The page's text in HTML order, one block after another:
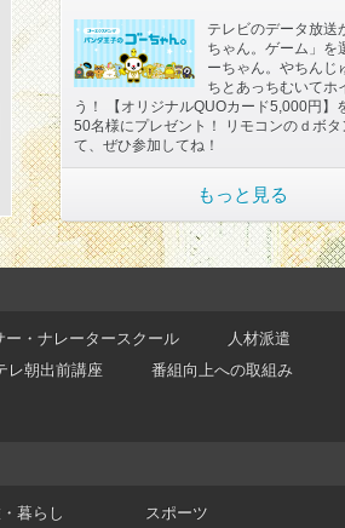
テレビのデータ放送
ちゃん。ゲーム」を
ーちゃん。やちんじ
ちとあっちむいてホ
う！ 【オリジナルQUOカード5,000円】
50名様にプレゼント！ リモコンのｄボタ
て、ぜひ参加してね！
もっと見る
ー・ナレータースクール
人材派遣
レ朝出前講座
番組向上への取組み
暮らし スポーツ